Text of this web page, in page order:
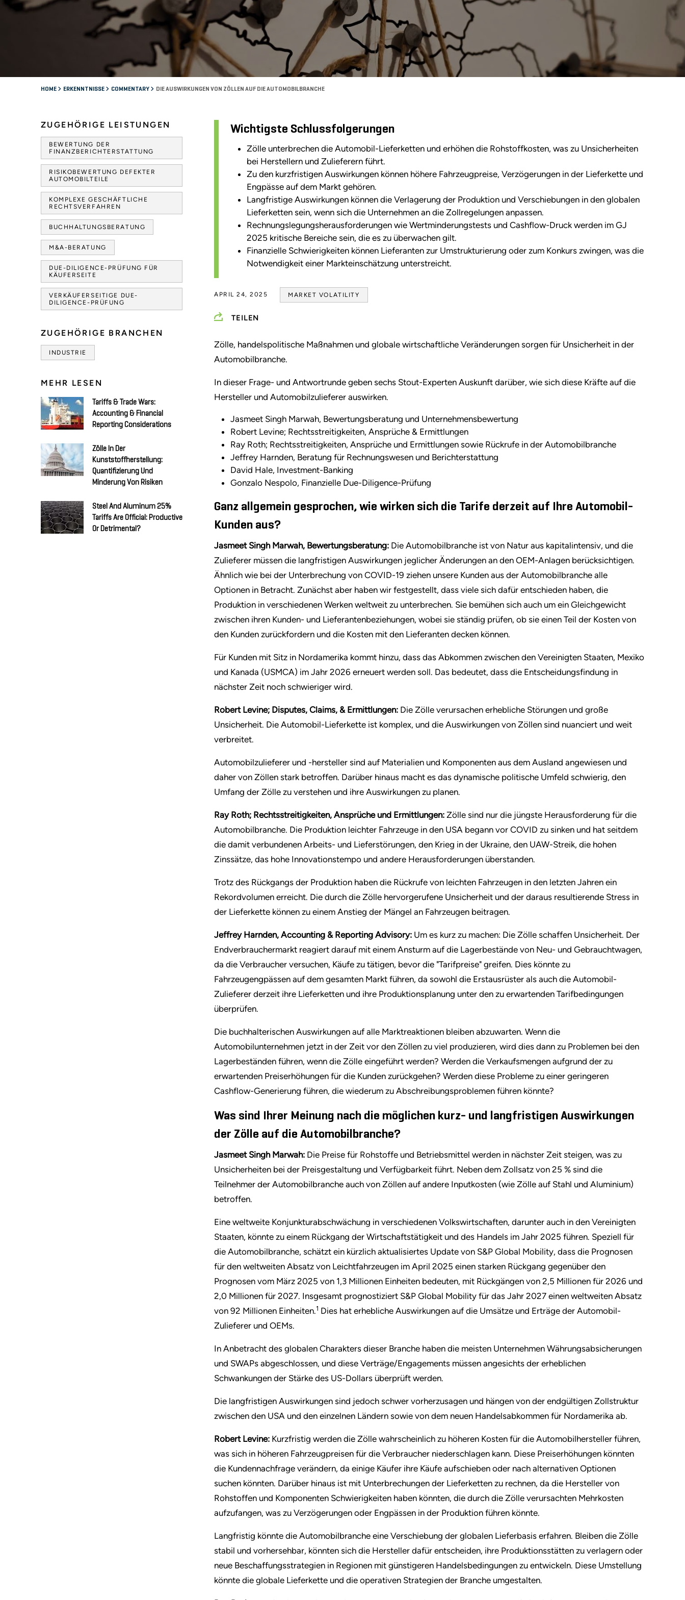
HOME ERKENNTNISSE COMMENTARY DIE AUSWIRKUNGEN VON ZÖLLEN AUF DIE AUTOMOBILBRANCHE
ZUGEHÖRIGE LEISTUNGEN
BEWERTUNG DER
FINANZBERICHTERSTATTUNG
RISIKOBEWERTUNG DEFEKTER
AUTOMOBILTEILE
KOMPLEXE GESCHÄFTLICHE
RECHTSVERFAHREN
BUCHHALTUNGSBERATUNG
M&A-BERATUNG
DUE-DILIGENCE-PRÜFUNG FÜR
KÄUFERSEITE
VERKÄUFERSEITIGE DUE-
DILIGENCE-PRÜFUNG
ZUGEHÖRIGE BRANCHEN
INDUSTRIE
MEHR LESEN
Tariffs & Trade Wars:
Accounting & Financial
Reporting Considerations
Zölle In Der
Kunststoffherstellung:
Quantifizierung Und
Minderung Von Risiken
Steel And Aluminum 25%
Tariffs Are Official: Productive
Or Detrimental?
Wichtigste Schlussfolgerungen
Zölle unterbrechen die Automobil-Lieferketten und erhöhen die Rohstoffkosten, was zu Unsicherheiten
bei Herstellern und Zulieferern führt.
Zu den kurzfristigen Auswirkungen können höhere Fahrzeugpreise, Verzögerungen in der Lieferkette und
Engpässe auf dem Markt gehören.
Langfristige Auswirkungen können die Verlagerung der Produktion und Verschiebungen in den globalen
Lieferketten sein, wenn sich die Unternehmen an die Zollregelungen anpassen.
Rechnungslegungsherausforderungen wie Wertminderungstests und Cashflow-Druck werden im GJ
2025 kritische Bereiche sein, die es zu überwachen gilt.
Finanzielle Schwierigkeiten können Lieferanten zur Umstrukturierung oder zum Konkurs zwingen, was die
Notwendigkeit einer Markteinschätzung unterstreicht.
APRIL 24, 2025 MARKET VOLATILITY
TEILEN
Zölle, handelspolitische Maßnahmen und globale wirtschaftliche Veränderungen sorgen für Unsicherheit in der
Automobilbranche.
In dieser Frage- und Antwortrunde geben sechs Stout-Experten Auskunft darüber, wie sich diese Kräfte auf die
Hersteller und Automobilzulieferer auswirken.
Jasmeet Singh Marwah, Bewertungsberatung und Unternehmensbewertung
Robert Levine; Rechtsstreitigkeiten, Ansprüche & Ermittlungen
Ray Roth; Rechtsstreitigkeiten, Ansprüche und Ermittlungen sowie Rückrufe in der Automobilbranche
Jeffrey Harnden, Beratung für Rechnungswesen und Berichterstattung
David Hale, Investment-Banking
Gonzalo Nespolo, Finanzielle Due-Diligence-Prüfung
Ganz allgemein gesprochen, wie wirken sich die Tarife derzeit auf Ihre Automobil-
Kunden aus?
Jasmeet Singh Marwah, Bewertungsberatung: Die Automobilbranche ist von Natur aus kapitalintensiv, und die
Zulieferer müssen die langfristigen Auswirkungen jeglicher Änderungen an den OEM-Anlagen berücksichtigen.
Ähnlich wie bei der Unterbrechung von COVID-19 ziehen unsere Kunden aus der Automobilbranche alle
Optionen in Betracht. Zunächst aber haben wir festgestellt, dass viele sich dafür entschieden haben, die
Produktion in verschiedenen Werken weltweit zu unterbrechen. Sie bemühen sich auch um ein Gleichgewicht
zwischen ihren Kunden- und Lieferantenbeziehungen, wobei sie ständig prüfen, ob sie einen Teil der Kosten von
den Kunden zurückfordern und die Kosten mit den Lieferanten decken können.
Für Kunden mit Sitz in Nordamerika kommt hinzu, dass das Abkommen zwischen den Vereinigten Staaten, Mexiko
und Kanada (USMCA) im Jahr 2026 erneuert werden soll. Das bedeutet, dass die Entscheidungsfindung in
nächster Zeit noch schwieriger wird.
Robert Levine; Disputes, Claims, & Ermittlungen: Die Zölle verursachen erhebliche Störungen und große
Unsicherheit. Die Automobil-Lieferkette ist komplex, und die Auswirkungen von Zöllen sind nuanciert und weit
verbreitet.
Automobilzulieferer und -hersteller sind auf Materialien und Komponenten aus dem Ausland angewiesen und
daher von Zöllen stark betroffen. Darüber hinaus macht es das dynamische politische Umfeld schwierig, den
Umfang der Zölle zu verstehen und ihre Auswirkungen zu planen.
Ray Roth; Rechtsstreitigkeiten, Ansprüche und Ermittlungen: Zölle sind nur die jüngste Herausforderung für die
Automobilbranche. Die Produktion leichter Fahrzeuge in den USA begann vor COVID zu sinken und hat seitdem
die damit verbundenen Arbeits- und Lieferstörungen, den Krieg in der Ukraine, den UAW-Streik, die hohen
Zinssätze, das hohe Innovationstempo und andere Herausforderungen überstanden.
Trotz des Rückgangs der Produktion haben die Rückrufe von leichten Fahrzeugen in den letzten Jahren ein
Rekordvolumen erreicht. Die durch die Zölle hervorgerufene Unsicherheit und der daraus resultierende Stress in
der Lieferkette können zu einem Anstieg der Mängel an Fahrzeugen beitragen.
Jeffrey Harnden, Accounting & Reporting Advisory: Um es kurz zu machen: Die Zölle schaffen Unsicherheit. Der
Endverbrauchermarkt reagiert darauf mit einem Ansturm auf die Lagerbestände von Neu- und Gebrauchtwagen,
da die Verbraucher versuchen, Käufe zu tätigen, bevor die "Tarifpreise" greifen. Dies könnte zu
Fahrzeugengpässen auf dem gesamten Markt führen, da sowohl die Erstausrüster als auch die Automobil-
Zulieferer derzeit ihre Lieferketten und ihre Produktionsplanung unter den zu erwartenden Tarifbedingungen
überprüfen.
Die buchhalterischen Auswirkungen auf alle Marktreaktionen bleiben abzuwarten. Wenn die
Automobilunternehmen jetzt in der Zeit vor den Zöllen zu viel produzieren, wird dies dann zu Problemen bei den
Lagerbeständen führen, wenn die Zölle eingeführt werden? Werden die Verkaufsmengen aufgrund der zu
erwartenden Preiserhöhungen für die Kunden zurückgehen? Werden diese Probleme zu einer geringeren
Cashflow-Generierung führen, die wiederum zu Abschreibungsproblemen führen könnte?
Was sind Ihrer Meinung nach die möglichen kurz- und langfristigen Auswirkungen
der Zölle auf die Automobilbranche?
Jasmeet Singh Marwah: Die Preise für Rohstoffe und Betriebsmittel werden in nächster Zeit steigen, was zu
Unsicherheiten bei der Preisgestaltung und Verfügbarkeit führt. Neben dem Zollsatz von 25 % sind die
Teilnehmer der Automobilbranche auch von Zöllen auf andere Inputkosten (wie Zölle auf Stahl und Aluminium)
betroffen.
Eine weltweite Konjunkturabschwächung in verschiedenen Volkswirtschaften, darunter auch in den Vereinigten
Staaten, könnte zu einem Rückgang der Wirtschaftstätigkeit und des Handels im Jahr 2025 führen. Speziell für
die Automobilbranche, schätzt ein kürzlich aktualisiertes Update von S&P Global Mobility, dass die Prognosen
für den weltweiten Absatz von Leichtfahrzeugen im April 2025 einen starken Rückgang gegenüber den
Prognosen vom März 2025 von 1,3 Millionen Einheiten bedeuten, mit Rückgängen von 2,5 Millionen für 2026 und
2,0 Millionen für 2027. Insgesamt prognostiziert S&P Global Mobility für das Jahr 2027 einen weltweiten Absatz
von 92 Millionen Einheiten.1 Dies hat erhebliche Auswirkungen auf die Umsätze und Erträge der Automobil-
Zulieferer und OEMs.
In Anbetracht des globalen Charakters dieser Branche haben die meisten Unternehmen Währungsabsicherungen
und SWAPs abgeschlossen, und diese Verträge/Engagements müssen angesichts der erheblichen
Schwankungen der Stärke des US-Dollars überprüft werden.
Die langfristigen Auswirkungen sind jedoch schwer vorherzusagen und hängen von der endgültigen Zollstruktur
zwischen den USA und den einzelnen Ländern sowie von dem neuen Handelsabkommen für Nordamerika ab.
Robert Levine: Kurzfristig werden die Zölle wahrscheinlich zu höheren Kosten für die Automobilhersteller führen,
was sich in höheren Fahrzeugpreisen für die Verbraucher niederschlagen kann. Diese Preiserhöhungen könnten
die Kundennachfrage verändern, da einige Käufer ihre Käufe aufschieben oder nach alternativen Optionen
suchen könnten. Darüber hinaus ist mit Unterbrechungen der Lieferketten zu rechnen, da die Hersteller von
Rohstoffen und Komponenten Schwierigkeiten haben könnten, die durch die Zölle verursachten Mehrkosten
aufzufangen, was zu Verzögerungen oder Engpässen in der Produktion führen könnte.
Langfristig könnte die Automobilbranche eine Verschiebung der globalen Lieferbasis erfahren. Bleiben die Zölle
stabil und vorhersehbar, könnten sich die Hersteller dafür entscheiden, ihre Produktionsstätten zu verlagern oder
neue Beschaffungsstrategien in Regionen mit günstigeren Handelsbedingungen zu entwickeln. Diese Umstellung
könnte die globale Lieferkette und die operativen Strategien der Branche umgestalten.